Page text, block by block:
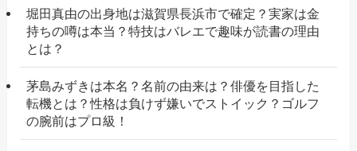
堀田真由の出身地は滋賀県長浜市で確定？実家は金
持ちの噂は本当？特技はバレエで趣味が読書の理由
とは？
茅島みずきは本名？名前の由来は？俳優を目指した
転機とは？性格は負けず嫌いでストイック？ゴルフ
の腕前はプロ級！